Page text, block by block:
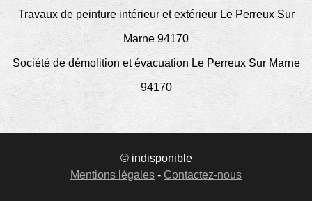
Travaux de peinture intérieur et extérieur Le Perreux Sur
Marne 94170
Société de démolition et évacuation Le Perreux Sur Marne
94170
© indisponible
Mentions légales - Contactez-nous